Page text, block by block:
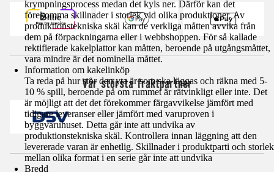
krympningsprocess medan det kyls ner. Därför kan det
förekomma skillnader i storlek vid olika produktioner. Av
produktionstekniska skäl kan de verkliga måtten avvika från
dem på förpackningarna eller i webbshoppen. För så kallade
rektifierade kakelplattor kan måtten, beroende på utgångsmåttet,
vara mindre är det nominella måttet.
Information om kakelinköp
Ta reda på hur stor den yta är som ska läggas och räkna med 5-
10 % spill, beroende på om rummet är rätvinkligt eller inte. Det
är möjligt att det det förekommer färgavvikelse jämfört med
tidigare leveranser eller jämfört med varuproven i
byggvaruhuset. Detta går inte att undvika av
produktionstekniska skäl. Kontrollera innan läggning att den
levererade varan är enhetlig. Skillnader i produktparti och storlek
mellan olika format i en serie går inte att undvika
Bredd
Vår största fraktpartner